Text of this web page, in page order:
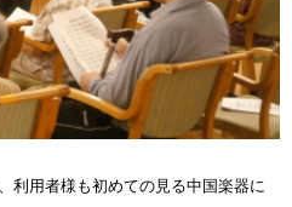
利用者様も初めての見る中国楽器に